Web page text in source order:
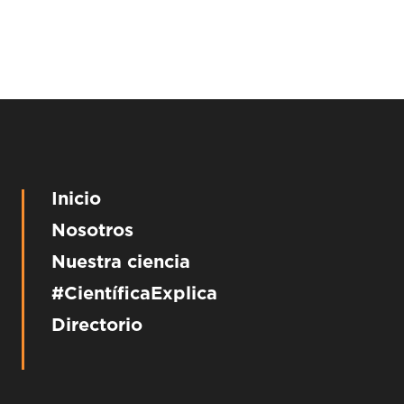
Inicio
Nosotros
Nuestra ciencia
#CientíficaExplica
Directorio